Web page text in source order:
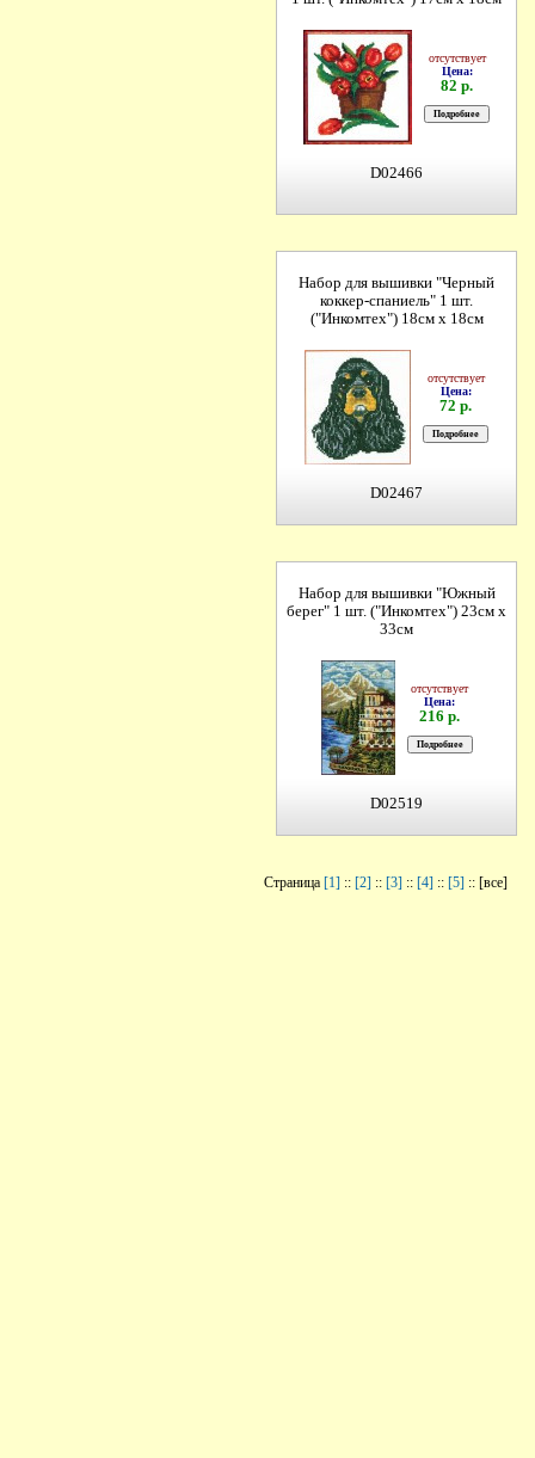
отсутствует
Цена:
82 р.
D02466
Набор для вышивки "Черный
коккер-спаниель" 1 шт.
("Инкомтех") 18см х 18см
отсутствует
Цена:
72 р.
D02467
Набор для вышивки "Южный
берег" 1 шт. ("Инкомтех") 23см х
33см
отсутствует
Цена:
216 р.
D02519
Страница [1] :: [2] :: [3] :: [4] :: [5] :: [все]